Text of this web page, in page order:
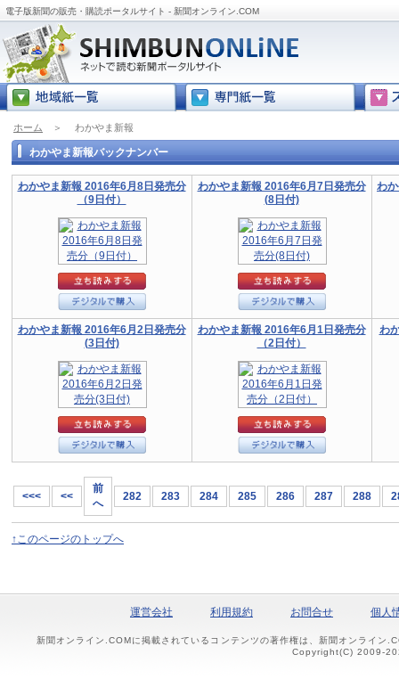
電子版新聞の販売・購読ポータルサイト - 新聞オンライン.COM
ホーム ＞ わかやま新報
わかやま新報バックナンバー
わかやま新報 2016年6月8日発売分
（9日付）
わかやま新報 2016年6月7日発売分
(8日付)
わ
わかやま新報 2016年6月2日発売分
(3日付)
わかやま新報 2016年6月1日発売分
（2日付）
わ
<<< <<
前
へ
282 283 284 285 286 287 288
↑このページのトップへ
運営会社 利用規約 お問合せ 個人
新聞オンライン.COMに掲載されているコンテンツの著作権は、新聞オンライン
Copyright(C) 2009-